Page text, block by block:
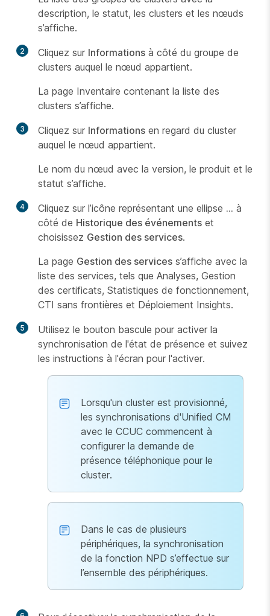
description, le statut, les clusters et les nœuds
s’affiche.
2 Cliquez sur Informations à côté du groupe de
clusters auquel le nœud appartient.
La page Inventaire contenant la liste des
clusters s’affiche.
3 Cliquez sur Informations en regard du cluster
auquel le nœud appartient.
Le nom du nœud avec la version, le produit et le
statut s’affiche.
4 Cliquez sur l’icône représentant une ellipse … à
côté de Historique des événements et
choisissez Gestion des services.
La page Gestion des services s’affiche avec la
liste des services, tels que Analyses, Gestion
des certificats, Statistiques de fonctionnement,
CTI sans frontières et Déploiement Insights.
5
Utilisez le bouton bascule pour activer la
synchronisation de l'état de présence et suivez
les instructions à l'écran pour l'activer.
Lorsqu'un cluster est provisionné,
les synchronisations d'Unified CM
avec le CCUC commencent à
configurer la demande de
présence téléphonique pour le
cluster.
Dans le cas de plusieurs
périphériques, la synchronisation
de la fonction NPD s’effectue sur
l’ensemble des périphériques.